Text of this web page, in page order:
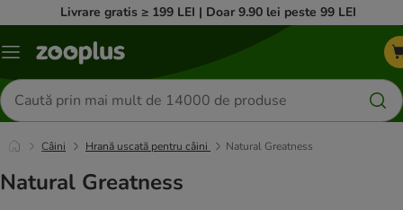
Livrare gratis ≥ 199 LEI | Doar 9.90 lei peste 99 LEI
Categorii
Căutare
produse
Câini Hrană uscată pentru câini Natural Greatness
Natural Greatness